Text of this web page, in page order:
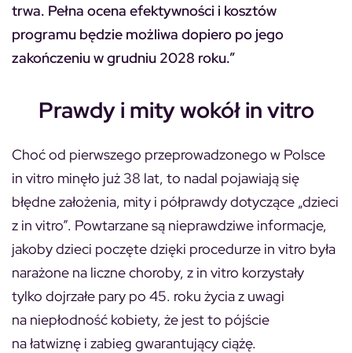
trwa. Pełna ocena efektywności i kosztów
programu będzie możliwa dopiero po jego
zakończeniu w grudniu 2028 roku.”
Prawdy i mity wokół in vitro
Choć od pierwszego przeprowadzonego w Polsce
in vitro minęło już 38 lat, to nadal pojawiają się
błędne założenia, mity i półprawdy dotyczące „dzieci
z in vitro”. Powtarzane są nieprawdziwe informacje,
jakoby dzieci poczęte dzięki procedurze in vitro była
narażone na liczne choroby, z in vitro korzystały
tylko dojrzałe pary po 45. roku życia z uwagi
na niepłodność kobiety, że jest to pójście
na łatwiznę i zabieg gwarantujący ciążę.